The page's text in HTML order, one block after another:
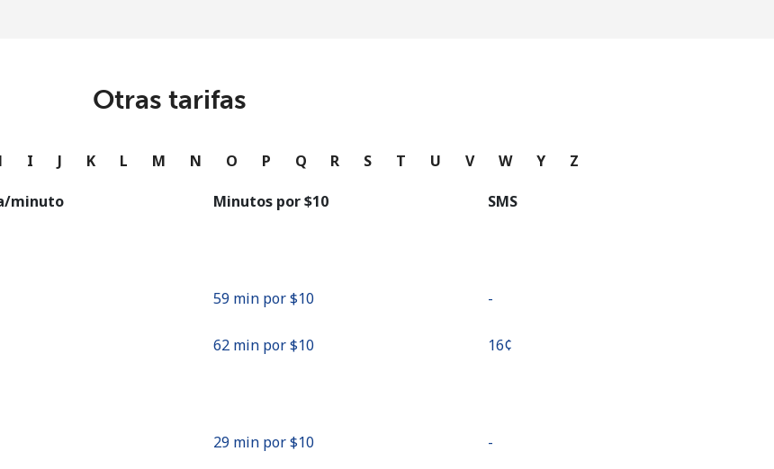
Continuar con
Otras tarifas
I J K L M N O P Q R S T U V W Y Z
minuto Minutos por ⁦$10⁩ SMS
59 min por ⁦$10⁩ -
62 min por ⁦$10⁩ ⁦16¢⁩
29 min por ⁦$10⁩ -